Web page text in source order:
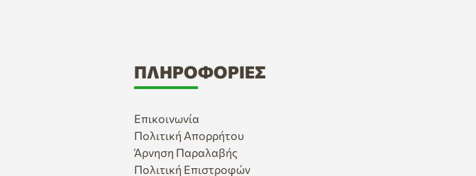
ΠΛΗΡΟΦΟΡΊΕΣ
Επικοινωνία
Πολιτική Απορρήτου
Άρνηση Παραλαβής
Πολιτική Επιστροφών